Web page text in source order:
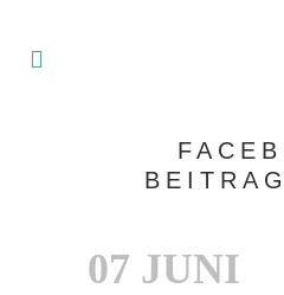
07 JUNI